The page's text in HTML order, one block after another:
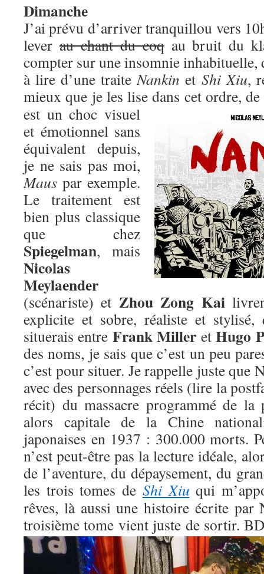
Dimanche
J’ai prévu d’arriver tranquillou vers
lever au chant du coqau bruit du
compter sur une insomnie inhabituelle,
à lire d’une traiteNankin et Shi Xiu,
mieux que je les lise dans cet ordre,
est un choc visuel
et émotionnel sans
équivalent depuis,
je ne sais pas moi,
Maus par exemple.
Le traitement est
bien plus classique
que chez
Spiegelman, mais
Nicolas
Meylaender
(scénariste) et Zhou Zong Kai
explicite et sobre, réaliste et stylisé,
situerais entre Frank Miller etHugo
des noms, je sais que c’est un peu
c’est pour situer. Je rappelle juste que
avec des personnages réels (lire la
récit) du massacre programmé de la
alors capitale de la Chine
japonaises en 1937 : 300.000 morts.
n’est peut-être pas la lecture idéale,
de l’aventure, du dépaysement, du
les trois tomes de Shi Xiu qui
rêves, là aussi une histoire écrite par
troisième tome vient juste de sortir.